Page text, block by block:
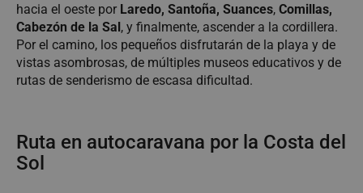
hacia el oeste por Laredo, Santoña, Suances, Comillas,
Cabezón de la Sal, y finalmente, ascender a la cordillera.
Por el camino, los pequeños disfrutarán de la playa y de
vistas asombrosas, de múltiples museos educativos y de
rutas de senderismo de escasa dificultad.
Ruta en autocaravana por la Costa del
Sol